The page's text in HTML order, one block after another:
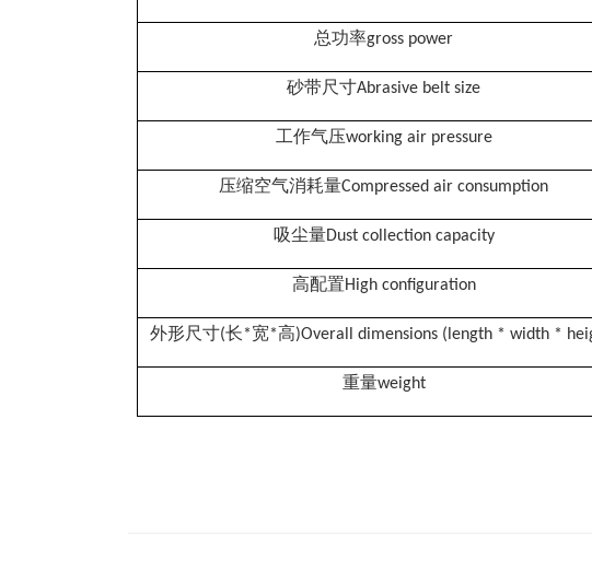
总功率gross power
砂带尺寸Abrasive belt size
工作气压working air pressure
压缩空气消耗量Compressed air consumption
吸尘量Dust collection capacity
高配置High configuration
外形尺寸(长*宽*高)Overall dimensions (length * width *
重量weight